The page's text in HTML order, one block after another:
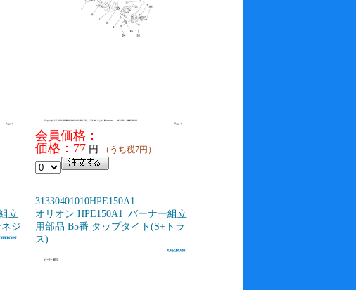
会員価格：
価格：77 円 （うち税7円）
立
ジ
31330401010HPE150A1
オリオン HPE150A1_バーナー組立
用部品 B5番 タップタイト(S+トラ
ス)